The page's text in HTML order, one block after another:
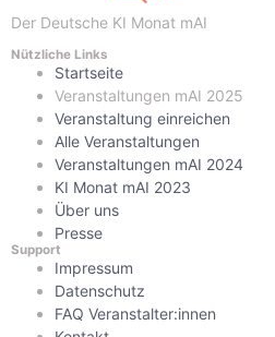
Der Deutsche KI Monat mAI
Nützliche Links
Startseite
Veranstaltungen mAI 2025
Veranstaltung einreichen
Alle Veranstaltungen
Veranstaltungen mAI 2024
KI Monat mAI 2023
Über uns
Presse
Support
Impressum
Datenschutz
FAQ Veranstalter:innen